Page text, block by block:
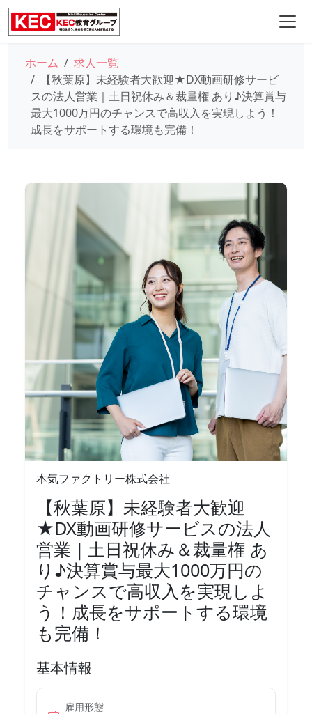
ホーム
求人一覧
【秋葉原】未経験者大歓迎★DX動画研修サービ
スの法人営業｜土日祝休み＆裁量権 あり♪決算賞与
最大1000万円のチャンスで高収入を実現しよう！
成長をサポートする環境も完備！
本気ファクトリー株式会社
【秋葉原】未経験者大歓迎
★DX動画研修サービスの法人
営業｜土日祝休み＆裁量権 あ
り♪決算賞与最大1000万円の
チャンスで高収入を実現しよ
う！成長をサポートする環境
も完備！
基本情報
雇用形態